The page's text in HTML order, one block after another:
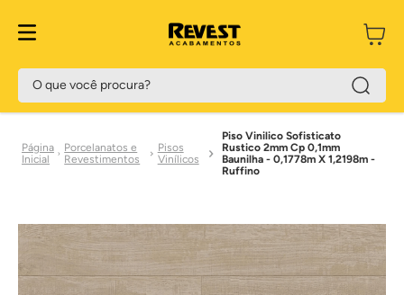
O que você procura?
Porcelanatos e
Revestimentos
Pisos
Vinílicos
Piso Vinilico Sofisticato
Rustico 2mm Cp 0,1mm
Baunilha - 0,1778m X 1,2198m -
Ruffino